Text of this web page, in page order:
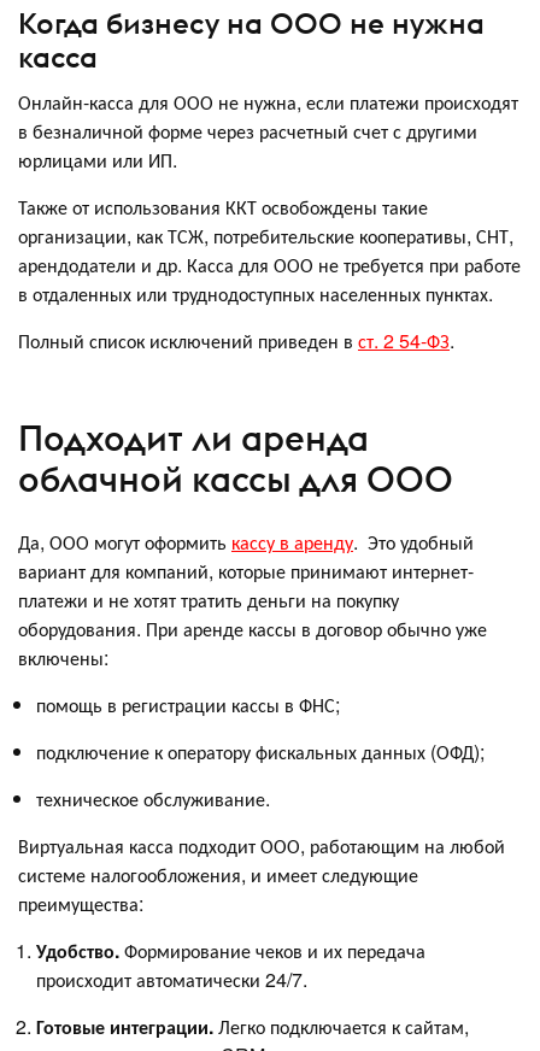
Когда бизнесу на ООО не нужна
касса
Онлайн-касса для ООО не нужна, если платежи происходят
в безналичной форме через расчетный счет с другими
юрлицами или ИП.
Также от использования ККТ освобождены такие
организации, как ТСЖ, потребительские кооперативы, СНТ,
арендодатели и др. Касса для ООО не требуется при работе
в отдаленных или труднодоступных населенных пунктах.
Полный список исключений приведен в ст. 2 54-ФЗ.
Подходит ли аренда
облачной кассы для ООО
Да, ООО могут оформить кассу в аренду. Это удобный
вариант для компаний, которые принимают интернет-
платежи и не хотят тратить деньги на покупку
оборудования. При аренде кассы в договор обычно уже
включены:
помощь в регистрации кассы в ФНС;
подключение к оператору фискальных данных (ОФД);
техническое обслуживание.
Виртуальная касса подходит ООО, работающим на любой
системе налогообложения, и имеет следующие
преимущества:
Удобство.Формирование чеков и их передача
происходит автоматически 24/7.
Готовые интеграции.Легко подключается к сайтам,